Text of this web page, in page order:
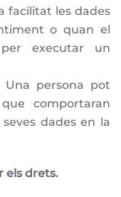
facilitat les dades
o quan el
executar un
persona pot
comportaran
dades en la
els drets.